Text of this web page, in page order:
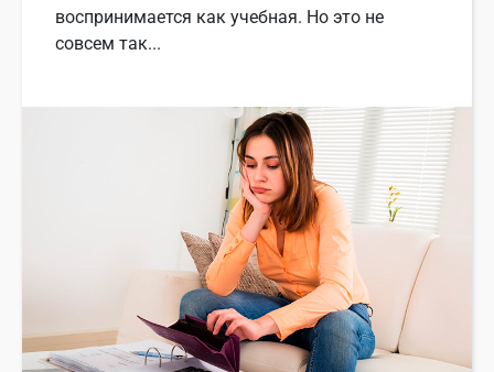
воспринимается как учебная. Но это не
совсем так...